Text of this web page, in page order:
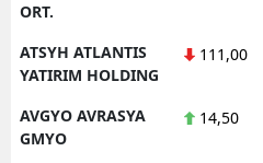
ORT.
ATSYH ATLANTIS
YATIRIM HOLDING
111,00
AVGYO AVRASYA
GMYO
14,50